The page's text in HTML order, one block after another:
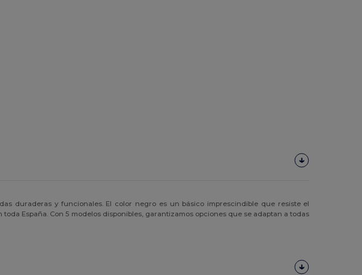
duraderas y funcionales. El color negro es un básico imprescindible que resiste el
España. Con 5 modelos disponibles, garantizamos opciones que se adaptan a todas